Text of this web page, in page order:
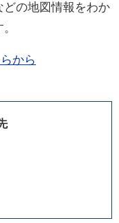
の地図情報をわか
から